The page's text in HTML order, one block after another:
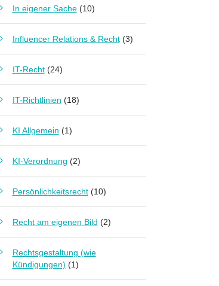
In eigener Sache(10)
Influencer Relations & Recht(3)
IT-Recht(24)
IT-Richtlinien (18)
KI Allgemein (1)
KI-Verordnung (2)
Persönlichkeitsrecht(10)
Recht am eigenen Bild (2)
Rechtsgestaltung (wie
Kündigungen) (1)